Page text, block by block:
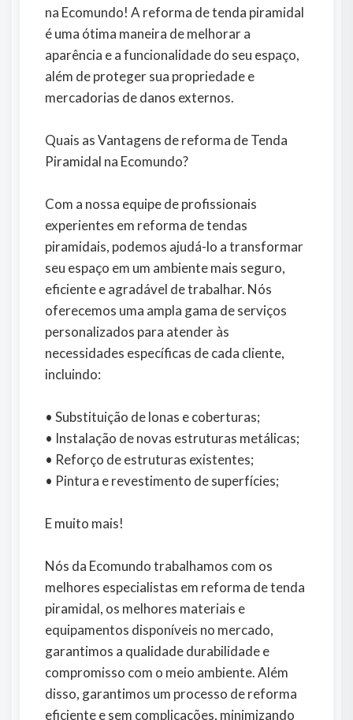
na Ecomundo! A reforma de tenda piramidal
é uma ótima maneira de melhorar a
aparência e a funcionalidade do seu espaço,
além de proteger sua propriedade e
mercadorias de danos externos.
Quais as Vantagens de reforma de Tenda
Piramidal na Ecomundo?
Com a nossa equipe de profissionais
experientes em reforma de tendas
piramidais, podemos ajudá-lo a transformar
seu espaço em um ambiente mais seguro,
eficiente e agradável de trabalhar. Nós
oferecemos uma ampla gama de serviços
personalizados para atender às
necessidades específicas de cada cliente,
incluindo:
• Substituição de lonas e coberturas;
• Instalação de novas estruturas metálicas;
• Reforço de estruturas existentes;
• Pintura e revestimento de superfícies;
E muito mais!
Nós da Ecomundo trabalhamos com os
melhores especialistas em reforma de tenda
piramidal, os melhores materiais e
equipamentos disponíveis no mercado,
garantimos a qualidade durabilidade e
compromisso com o meio ambiente. Além
disso, garantimos um processo de reforma
eficiente e sem complicações, minimizando